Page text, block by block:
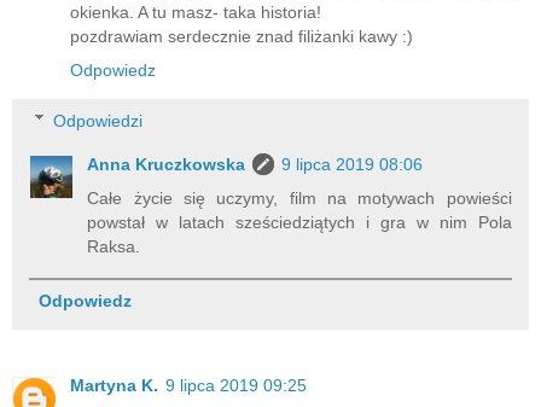
okienka. A tu masz- taka historia!
pozdrawiam serdecznie znad filiżanki kawy :)
Odpowiedz
Odpowiedzi
Anna Kruczkowska
9 lipca 2019 08:06
Całe życie się uczymy, film na motywach powieści
powstał w latach sześciedziątych i gra w nim Pola
Raksa.
Odpowiedz
Martyna K. 9 lipca 2019 09:25